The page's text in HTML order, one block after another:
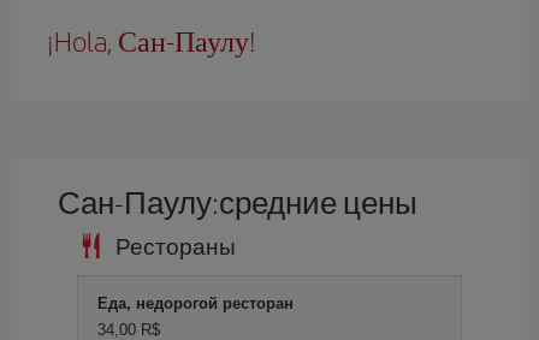
¡Hola, Сан-Паулу!
Сан-Паулу:средние цены
Рестораны
Еда, недорогой ресторан
34,00 R$